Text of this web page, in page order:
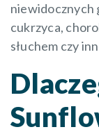
niewidocznych
cukrzyca,
słuchem czy